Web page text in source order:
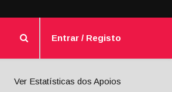
Entrar / Registo
Ver Estatísticas dos Apoios